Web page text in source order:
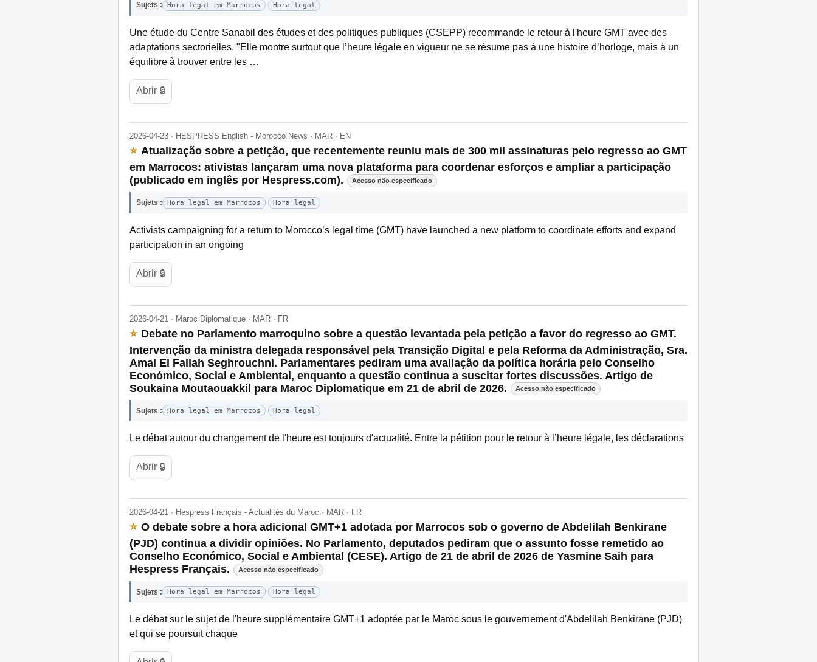
Sujets : Hora legal em Marrocos Hora legal
Une étude du Centre Sanabil des études et des politiques publiques (CSEPP) recommande le retour à l'heure GMT avec des
adaptations sectorielles. "Elle montre surtout que l’heure légale en vigueur ne se résume pas à une histoire d’horloge, mais à un
équilibre à trouver entre les …
Abrir 🔒
2026-04-23 · HESPRESS English - Morocco News · MAR · EN
⭐ Atualização sobre a petição, que recentemente reuniu mais de 300 mil assinaturas pelo regresso ao GMT
em Marrocos: ativistas lançaram uma nova plataforma para coordenar esforços e ampliar a participação
(publicado em inglês por Hespress.com).
Acesso não especificado
Sujets : Hora legal em Marrocos Hora legal
Activists campaigning for a return to Morocco’s legal time (GMT) have launched a new platform to coordinate efforts and expand
participation in an ongoing
Abrir 🔒
2026-04-21 · Maroc Diplomatique · MAR · FR
⭐ Debate no Parlamento marroquino sobre a questão levantada pela petição a favor do regresso ao GMT.
Intervenção da ministra delegada responsável pela Transição Digital e pela Reforma da Administração, Sra.
Amal El Fallah Seghrouchni. Parlamentares pediram uma avaliação da política horária pelo Conselho
Económico, Social e Ambiental, enquanto a questão continua a suscitar fortes discussões. Artigo de
Soukaina Moutaouakkil para Maroc Diplomatique em 21 de abril de 2026.
Acesso não especificado
Sujets : Hora legal em Marrocos Hora legal
Le débat autour du changement de l'heure est toujours d'actualité. Entre la pétition pour le retour à l’heure légale, les déclarations
Abrir 🔒
2026-04-21 · Hespress Français - Actualités du Maroc · MAR · FR
⭐ O debate sobre a hora adicional GMT+1 adotada por Marrocos sob o governo de Abdelilah Benkirane
(PJD) continua a dividir opiniões. No Parlamento, deputados pediram que o assunto fosse remetido ao
Conselho Económico, Social e Ambiental (CESE). Artigo de 21 de abril de 2026 de Yasmine Saih para
Hespress Français.
Acesso não especificado
Sujets : Hora legal em Marrocos Hora legal
Le débat sur le sujet de l'heure supplémentaire GMT+1 adoptée par le Maroc sous le gouvernement d'Abdelilah Benkirane (PJD)
et qui se poursuit chaque